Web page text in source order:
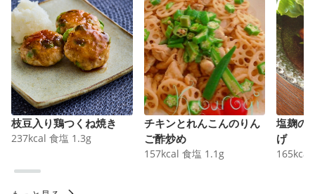
枝豆入り鶏つくね焼き
237kcal 食塩 1.3g
チキンとれんこんのりん
ご酢炒め
157kcal 食塩 1.1 g
塩麹の
げ
165kcal